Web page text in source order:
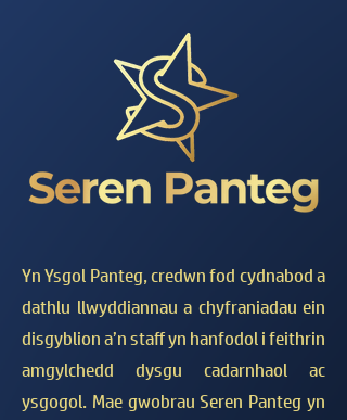
Yn Ysgol Panteg, credwn fod cydnabod a
dathlu llwyddiannau a chyfraniadau ein
disgyblion a’n staff yn hanfodol i feithrin
amgylchedd dysgu cadarnhaol ac
ysgogol. Mae gwobrau Seren Panteg yn